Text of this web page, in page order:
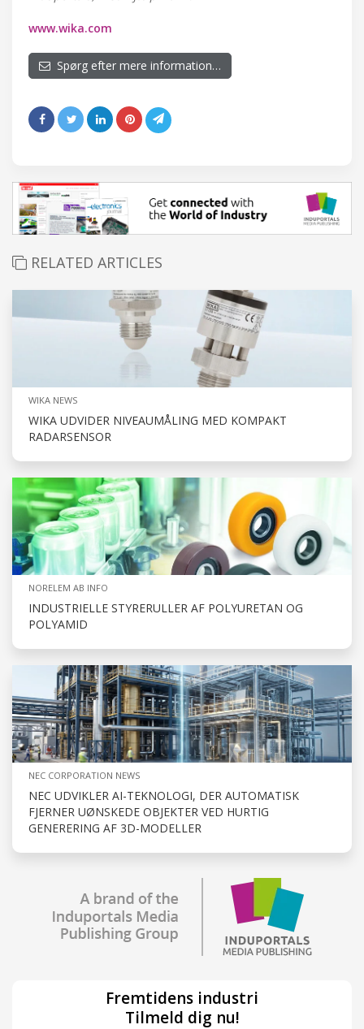
www.wika.com
Spørg efter mere information…
RELATED ARTICLES
WIKA NEWS
WIKA UDVIDER NIVEAUMÅLING MED KOMPAKT
RADARSENSOR
NORELEM AB INFO
INDUSTRIELLE STYRERULLER AF POLYURETAN OG
POLYAMID
NEC CORPORATION NEWS
NEC UDVIKLER AI-TEKNOLOGI, DER AUTOMATISK
FJERNER UØNSKEDE OBJEKTER VED HURTIG
GENERERING AF 3D-MODELLER
Fremtidens industri
Tilmeld dig nu!